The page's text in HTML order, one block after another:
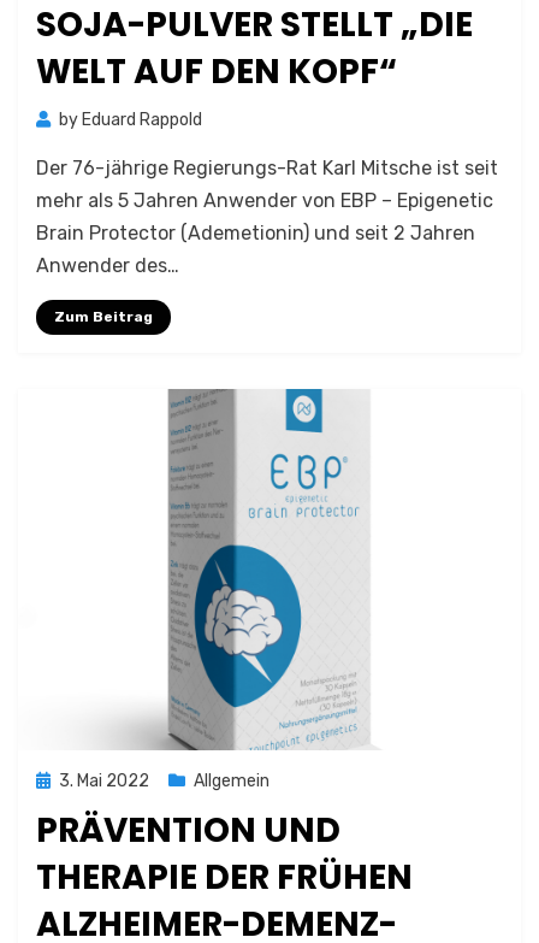
SOJA-PULVER STELLT „DIE
WELT AUF DEN KOPF“
by Eduard Rappold
Der 76-jährige Regierungs-Rat Karl Mitsche ist seit
mehr als 5 Jahren Anwender von EBP – Epigenetic
Brain Protector (Ademetionin) und seit 2 Jahren
Anwender des…
Zum Beitrag
Posted
3. Mai 2022 Allgemein
PRÄVENTION UND
THERAPIE DER FRÜHEN
ALZHEIMER-DEMENZ-